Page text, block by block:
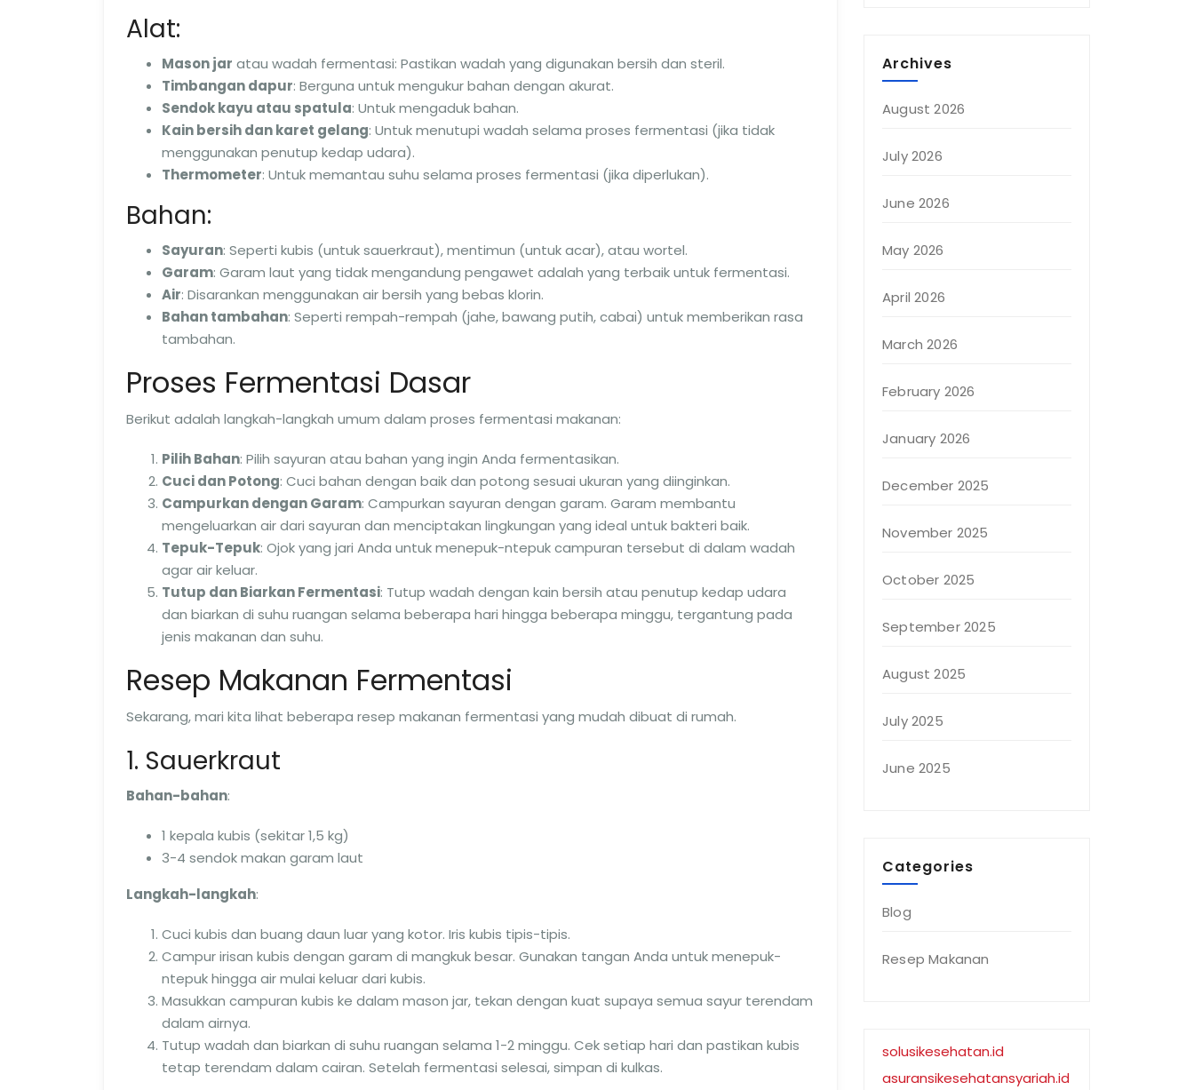
Alat:
Mason jar atau wadah fermentasi: Pastikan wadah yang digunakan bersih dan steril.
Timbangan dapur: Berguna untuk mengukur bahan dengan akurat.
Sendok kayu atau spatula: Untuk mengaduk bahan.
Kain bersih dan karet gelang: Untuk menutupi wadah selama proses fermentasi (jika tidak
menggunakan penutup kedap udara).
Thermometer: Untuk memantau suhu selama proses fermentasi (jika diperlukan).
Bahan:
Sayuran: Seperti kubis (untuk sauerkraut), mentimun (untuk acar), atau wortel.
Garam: Garam laut yang tidak mengandung pengawet adalah yang terbaik untuk fermentasi.
Air: Disarankan menggunakan air bersih yang bebas klorin.
Bahan tambahan: Seperti rempah-rempah (jahe, bawang putih, cabai) untuk memberikan rasa
tambahan.
Proses Fermentasi Dasar
Berikut adalah langkah-langkah umum dalam proses fermentasi makanan:
Pilih Bahan: Pilih sayuran atau bahan yang ingin Anda fermentasikan.
Cuci dan Potong: Cuci bahan dengan baik dan potong sesuai ukuran yang diinginkan.
Campurkan dengan Garam: Campurkan sayuran dengan garam. Garam membantu
mengeluarkan air dari sayuran dan menciptakan lingkungan yang ideal untuk bakteri baik.
Tepuk-Tepuk: Ojok yang jari Anda untuk menepuk-ntepuk campuran tersebut di dalam wadah
agar air keluar.
Tutup dan Biarkan Fermentasi: Tutup wadah dengan kain bersih atau penutup kedap udara
dan biarkan di suhu ruangan selama beberapa hari hingga beberapa minggu, tergantung pada
jenis makanan dan suhu.
Resep Makanan Fermentasi
Sekarang, mari kita lihat beberapa resep makanan fermentasi yang mudah dibuat di rumah.
1. Sauerkraut
Bahan-bahan:
1 kepala kubis (sekitar 1,5 kg)
3-4 sendok makan garam laut
Langkah-langkah:
Cuci kubis dan buang daun luar yang kotor. Iris kubis tipis-tipis.
Campur irisan kubis dengan garam di mangkuk besar. Gunakan tangan Anda untuk menepuk-
ntepuk hingga air mulai keluar dari kubis.
Masukkan campuran kubis ke dalam mason jar, tekan dengan kuat supaya semua sayur terendam
dalam airnya.
Tutup wadah dan biarkan di suhu ruangan selama 1-2 minggu. Cek setiap hari dan pastikan kubis
tetap terendam dalam cairan. Setelah fermentasi selesai, simpan di kulkas.
Archives
August 2026
July 2026
June 2026
May 2026
April 2026
March 2026
February 2026
January 2026
December 2025
November 2025
October 2025
September 2025
August 2025
July 2025
June 2025
Categories
Blog
Resep Makanan
solusikesehatan.id
asuransikesehatansyariah.id